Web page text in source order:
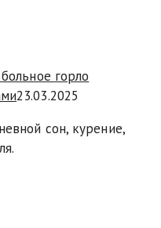
горло
23.03.2025
сон, курение,